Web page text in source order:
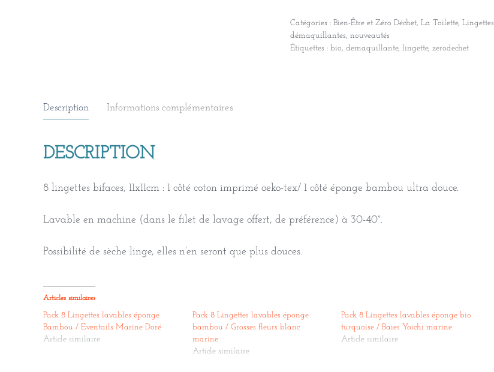
Catégories : Bien-Être et Zéro Déchet, La Toilette, Lingettes
démaquillantes, nouveautés
Étiquettes : bio, demaquillante, lingette, zerodechet
Description Informations complémentaires
DESCRIPTION
8 lingettes bifaces, 11x11cm : 1 côté coton imprimé oeko-tex/ 1 côté éponge bambou ultra douce.
Lavable en machine (dans le filet de lavage offert, de préférence) à 30-40°.
Possibilité de sèche linge, elles n’en seront que plus douces.
Articles similaires
Pack 8 Lingettes lavables éponge
Bambou / Eventails Marine Doré
Article similaire
Pack 8 Lingettes lavables éponge
bambou / Grosses fleurs blanc
marine
Article similaire
Pack 8 Lingettes lavables éponge bio
turquoise / Baies Yoichi marine
Article similaire